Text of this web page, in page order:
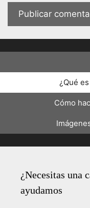
¿Qué
Cómo
¿Necesitas una
ayudamos